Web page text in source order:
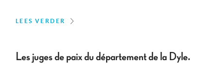
LEES VERDER
Les juges de paix du département de la Dyle.